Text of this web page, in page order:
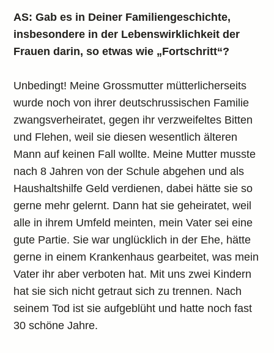
AS: Gab es in Deiner Familiengeschichte,
insbesondere in der Lebenswirklichkeit der
Frauen darin, so etwas wie „Fortschritt“?
Unbedingt! Meine Grossmutter mütterlicherseits
wurde noch von ihrer deutschrussischen Familie
zwangsverheiratet, gegen ihr verzweifeltes Bitten
und Flehen, weil sie diesen wesentlich älteren
Mann auf keinen Fall wollte. Meine Mutter musste
nach 8 Jahren von der Schule abgehen und als
Haushaltshilfe Geld verdienen, dabei hätte sie so
gerne mehr gelernt. Dann hat sie geheiratet, weil
alle in ihrem Umfeld meinten, mein Vater sei eine
gute Partie. Sie war unglücklich in der Ehe, hätte
gerne in einem Krankenhaus gearbeitet, was mein
Vater ihr aber verboten hat. Mit uns zwei Kindern
hat sie sich nicht getraut sich zu trennen. Nach
seinem Tod ist sie aufgeblüht und hatte noch fast
30 schöne Jahre.